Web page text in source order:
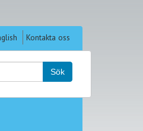
Kontakta oss
Sök